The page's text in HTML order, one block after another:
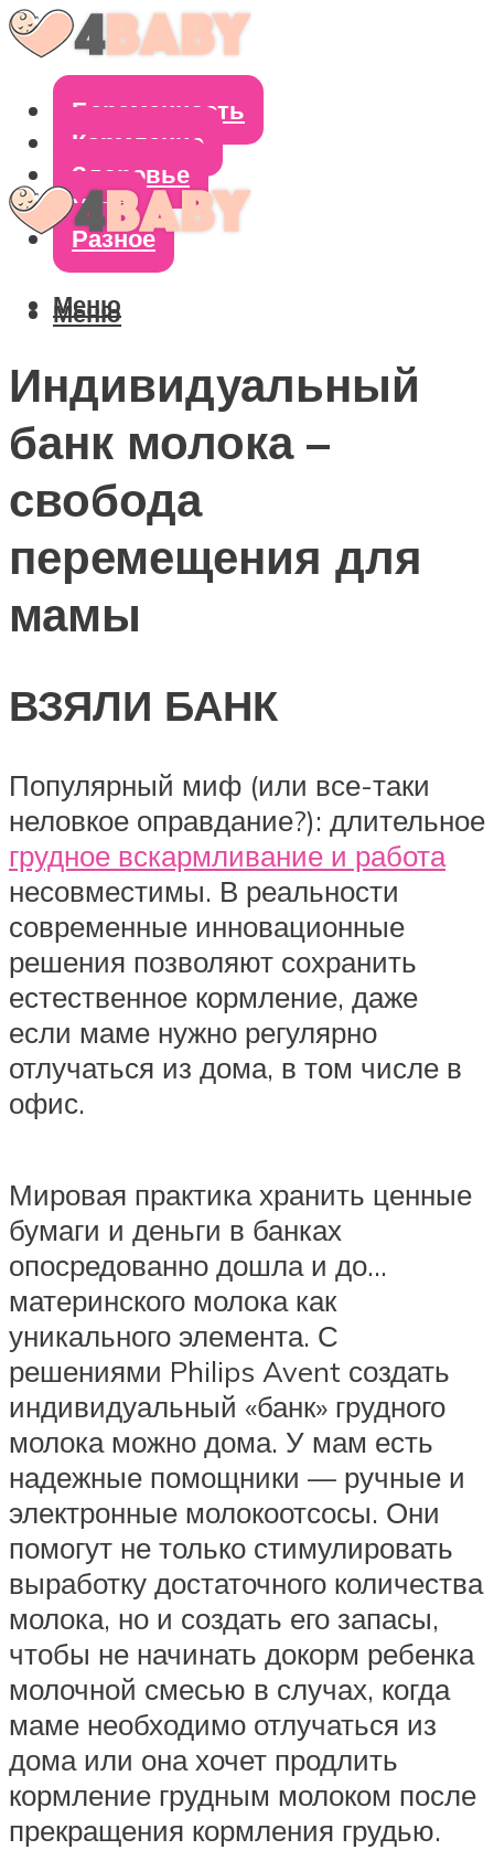
Беременность
Кормление
Здоровье
Уход
Разное
Меню
Меню
Индивидуальный
банк молока –
свобода
перемещения для
мамы
ВЗЯЛИ БАНК
Популярный миф (или все-таки
неловкое оправдание?): длительное
грудное вскармливание и работа
несовместимы. В реальности
современные инновационные
решения позволяют сохранить
естественное кормление, даже
если маме нужно регулярно
отлучаться из дома, в том числе в
офис.
Мировая практика хранить ценные
бумаги и деньги в банках
опосредованно дошла и до…
материнского молока как
уникального элемента. С
решениями Philips Avent создать
индивидуальный «банк» грудного
молока можно дома. У мам есть
надежные помощники — ручные и
электронные молокоотсосы. Они
помогут не только стимулировать
выработку достаточного количества
молока, но и создать его запасы,
чтобы не начинать докорм ребенка
молочной смесью в случах, когда
маме необходимо отлучаться из
дома или она хочет продлить
кормление грудным молоком после
прекращения кормления грудью.